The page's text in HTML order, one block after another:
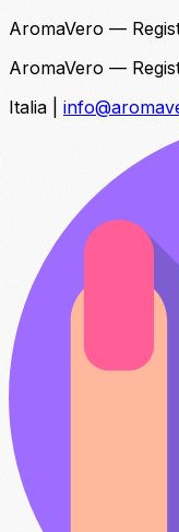
AromaVero —
AromaVero —
Italia